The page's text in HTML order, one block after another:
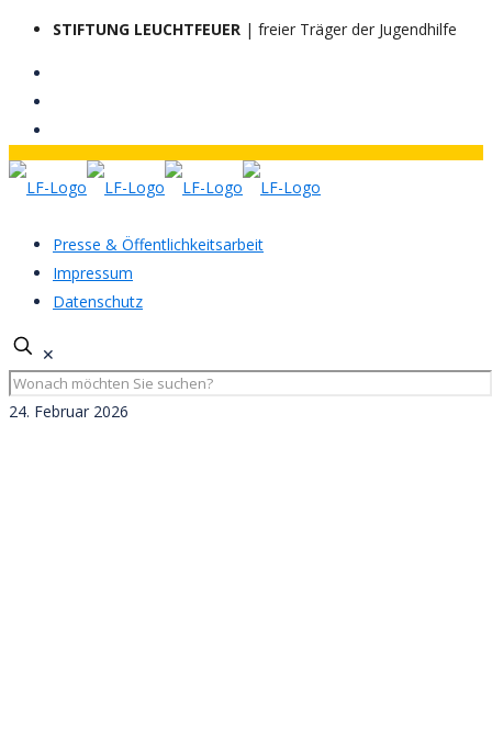
STIFTUNG LEUCHTFEUER | freier Träger der Jugendhilfe
Presse & Öffentlichkeitsarbeit
Impressum
Datenschutz
✕
24. Februar 2026